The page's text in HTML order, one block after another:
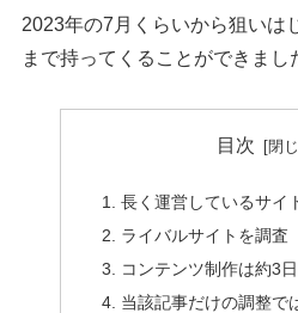
2023年の7月くらいから狙いは
まで持ってくることができまし
目次
長く運営しているサイ
ライバルサイトを調査
コンテンツ制作は約3
当該記事だけの調整